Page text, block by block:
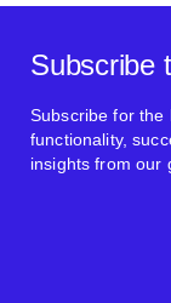
Subscribe
Subscribe for the
functionality,
insights from our